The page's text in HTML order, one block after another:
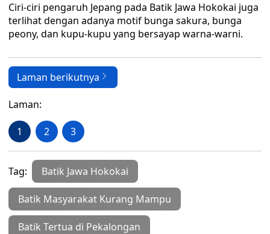
Ciri-ciri pengaruh Jepang pada Batik Jawa Hokokai juga
terlihat dengan adanya motif bunga sakura, bunga
peony, dan kupu-kupu yang bersayap warna-warni.
Laman berikutnya
Laman:
1 2 3
Tag: Batik Jawa Hokokai
Batik Masyarakat Kurang Mampu
Batik Tertua di Pekalongan